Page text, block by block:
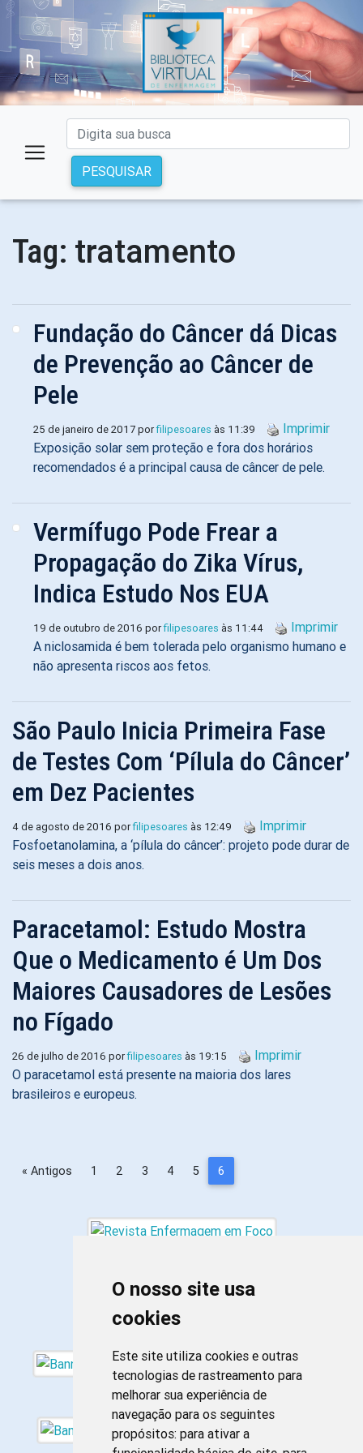
O nosso site usa
cookies
Este site utiliza cookies e outras
tecnologias de rastreamento para
melhorar sua experiência de
navegação para os seguintes
propósitos: para ativar a
PESQUISAR
Tag: tratamento
Fundação do Câncer dá Dicas
de Prevenção ao Câncer de
Pele
25 de janeiro de 2017 porfilipesoares às 11:39
Imprimir
Exposição solar sem proteção e fora dos horários
recomendados é a principal causa de câncer de pele.
Vermífugo Pode Frear a
Propagação do Zika Vírus,
Indica Estudo Nos EUA
19 de outubro de 2016 porfilipesoares às 11:44
Imprimir
A niclosamida é bem tolerada pelo organismo humano e
não apresenta riscos aos fetos.
São Paulo Inicia Primeira Fase
de Testes Com ‘Pílula do Câncer’
em Dez Pacientes
4 de agosto de 2016 porfilipesoares às 12:49
Imprimir
Fosfoetanolamina, a ‘pílula do câncer’: projeto pode durar de
seis meses a dois anos.
Paracetamol: Estudo Mostra
Que o Medicamento é Um Dos
Maiores Causadores de Lesões
no Fígado
26 de julho de 2016 porfilipesoares às 19:15
Imprimir
O paracetamol está presente na maioria dos lares
brasileiros e europeus.
« Antigos 1 2 3 4 5 6